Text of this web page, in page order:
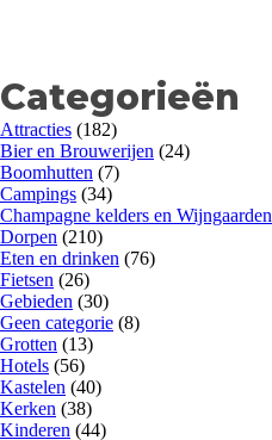
Categorieën
Attracties (182)
Bier en Brouwerijen (24)
Boomhutten (7)
Campings (34)
Champagne kelders en Wijngaarden
Dorpen (210)
Eten en drinken (76)
Fietsen (26)
Gebieden (30)
Geen categorie (8)
Grotten (13)
Hotels (56)
Kastelen (40)
Kerken (38)
Kinderen (44)